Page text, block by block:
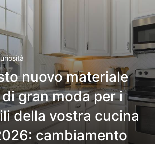
nuovo materiale
gran moda per i
della vostra cucina
cambiamento